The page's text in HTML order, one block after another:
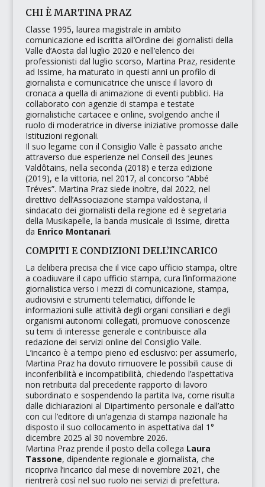
CHI È MARTINA PRAZ
Classe 1995, laurea magistrale in ambito
comunicazione ed iscritta all’Ordine dei giornalisti della
Valle d’Aosta dal luglio 2020 e nell’elenco dei
professionisti dal luglio scorso, Martina Praz, residente
ad Issime, ha maturato in questi anni un profilo di
giornalista e comunicatrice che unisce il lavoro di
cronaca a quella di animazione di eventi pubblici. Ha
collaborato con agenzie di stampa e testate
giornalistiche cartacee e online, svolgendo anche il
ruolo di moderatrice in diverse iniziative promosse dalle
Istituzioni regionali.​
Il suo legame con il Consiglio Valle è passato anche
attraverso due esperienze nel Conseil des Jeunes
Valdôtains, nella seconda (2018) e terza edizione
(2019), e la vittoria, nel 2017, al concorso “Abbé
Tréves”. Martina Praz siede inoltre, dal 2022, nel
direttivo dell’Associazione stampa valdostana, il
sindacato dei giornalisti della regione ed è segretaria
della Musikapelle, la banda musicale di Issime, diretta
da Enrico Montanari.​
COMPITI E CONDIZIONI DELL’INCARICO
La delibera precisa che il vice capo ufficio stampa, oltre
a coadiuvare il capo ufficio stampa, cura l’informazione
giornalistica verso i mezzi di comunicazione, stampa,
audiovisivi e strumenti telematici, diffonde le
informazioni sulle attività degli organi consiliari e degli
organismi autonomi collegati, promuove conoscenze
su temi di interesse generale e contribuisce alla
redazione dei servizi online del Consiglio Valle.
L’incarico è a tempo pieno ed esclusivo: per assumerlo,
Martina Praz ha dovuto rimuovere le possibili cause di
inconferibilità e incompatibilità, chiedendo l’aspettativa
non retribuita dal precedente rapporto di lavoro
subordinato e sospendendo la partita Iva, come risulta
dalle dichiarazioni al Dipartimento personale e dall’atto
con cui l’editore di un’agenzia di stampa nazionale ha
disposto il suo collocamento in aspettativa dal 1°
dicembre 2025 al 30 novembre 2026.​
Martina Praz prende il posto della collega Laura
Tassone, dipendente regionale e giornalista, che
ricopriva l’incarico dal mese di novembre 2021, che
rientrerà così nel suo ruolo nei servizi di prefettura.